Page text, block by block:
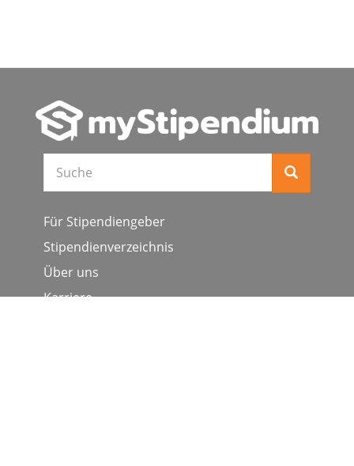
Suche
Für Stipendiengeber
Stipendienverzeichnis
Über uns
Karriere